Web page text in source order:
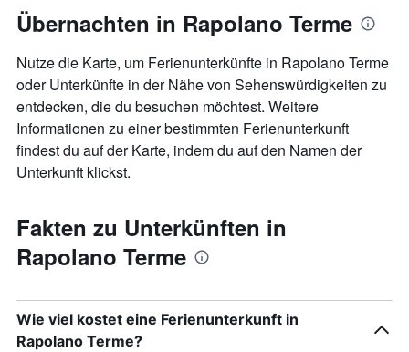
Übernachten in Rapolano Terme
Nutze die Karte, um Ferienunterkünfte in Rapolano Terme
oder Unterkünfte in der Nähe von Sehenswürdigkeiten zu
entdecken, die du besuchen möchtest. Weitere
Informationen zu einer bestimmten Ferienunterkunft
findest du auf der Karte, indem du auf den Namen der
Unterkunft klickst.
Fakten zu Unterkünften in
Rapolano Terme
Wie viel kostet eine Ferienunterkunft in
Rapolano Terme?